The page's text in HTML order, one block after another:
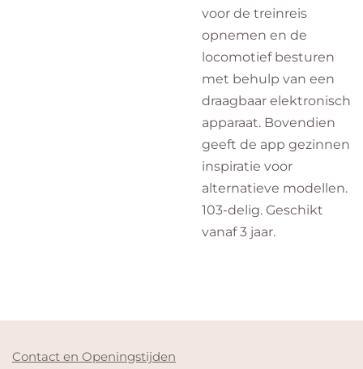
voor de treinreis
opnemen en de
locomotief besturen
met behulp van een
draagbaar elektronisch
apparaat. Bovendien
geeft de app gezinnen
inspiratie voor
alternatieve modellen.
103-delig. Geschikt
vanaf 3 jaar.
Contact en Openingstijden